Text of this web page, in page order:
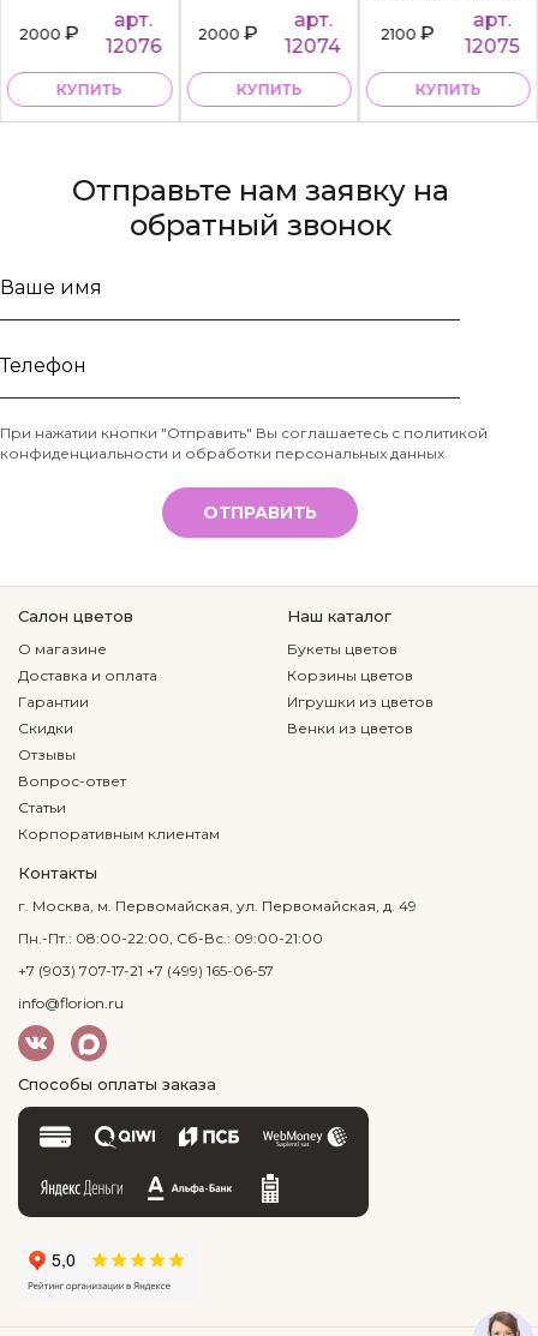
2000₽
арт.
12076
КУПИТЬ
2000₽
арт.
12074
КУПИТЬ
2100₽
арт.
12075
КУПИТЬ
Отправьте нам заявку на
обратный звонок
Ваше
Телефон
*
При нажатии кнопки "Отправить" Вы соглашаетесь с политикой
конфиденциальности и обработки персональных данных
ОТПРАВИТЬ
Салон цветов
О магазине
Доставка и оплата
Гарантии
Скидки
Отзывы
Вопрос-ответ
Статьи
Корпоративным клиентам
Наш каталог
Букеты цветов
Корзины цветов
Игрушки из цветов
Венки из цветов
Контакты
г. Москва, м. Первомайская, ул. Первомайская, д. 49
Пн.-Пт.: 08:00-22:00, Сб-Вс.: 09:00-21:00
+7 (903) 707-17-21 +7 (499) 165-06-57
info@florion.ru
Способы оплаты заказа